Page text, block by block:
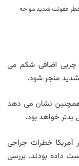
خطر عفونت شدید مواجه
چربی اضافی شکم می
شدید منجر شود.
همچنین نشان می دهد
خواهد بود.
آمریکا خطرات جراحی
داده بودند، بررسی